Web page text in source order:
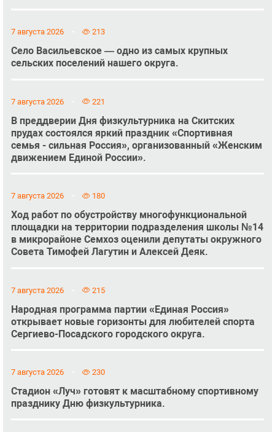
7 августа 2026 213
Село Васильевское — одно из самых крупных
сельских поселений нашего округа.
7 августа 2026 221
В преддверии Дня физкультурника на Скитских
прудах состоялся яркий праздник «Спортивная
семья - сильная Россия», организованный «Женским
движением Единой России».
7 августа 2026 180
Ход работ по обустройству многофункциональной
площадки на территории подразделения школы №14
в микрорайоне Семхоз оценили депутаты окружного
Совета Тимофей Лагутин и Алексей Деяк.
7 августа 2026 215
Народная программа партии «Единая Россия»
открывает новые горизонты для любителей спорта
Сергиево-Посадского городского округа.
7 августа 2026 230
Стадион «Луч» готовят к масштабному спортивному
празднику Дню физкультурника.